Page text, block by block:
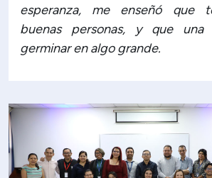
esperanza, me enseñó que
buenas personas, y que una
germinar en algo grande.